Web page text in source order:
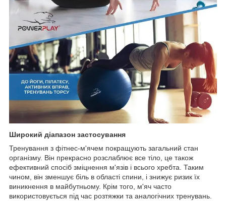
Широкий діапазон застосування
Тренування з фітнес-м'ячем покращують загальний стан
організму. Він прекрасно розслаблює все тіло, це також
ефективний спосіб зміцнення м'язів і всього хребта. Таким
чином, він зменшує біль в області спини, і знижує ризик їх
виникнення в майбутньому. Крім того, м'яч часто
використовується під час розтяжки та аналогічних тренувань.